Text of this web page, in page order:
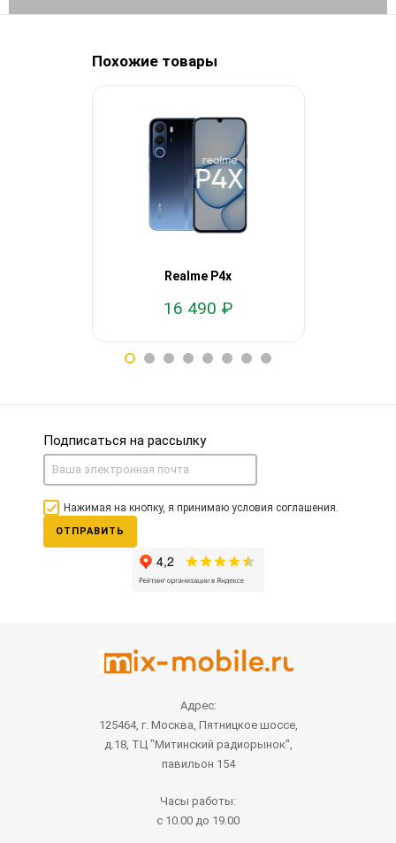
Похожие товары
Realme P4x
16 490 ₽
Подписаться на рассылку
Нажимая на кнопку, я принимаю условия соглашения.
ОТПРАВИТЬ
Адрес:
125464, г. Москва, Пятницкое шоссе,
д.18, ТЦ "Митинский радиорынок",
павильон 154
Часы работы:
с 10.00 до 19.00